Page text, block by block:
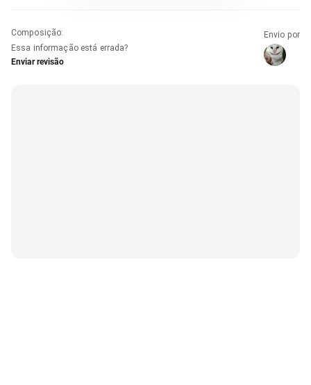
Composição:
Essa informação está errada?
Enviar revisão
Envio por